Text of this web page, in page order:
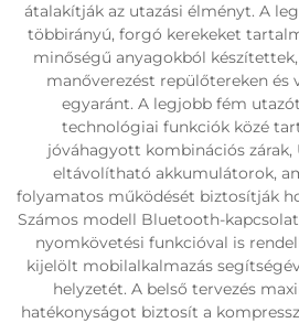
átalakítják az utazási élményt. A
többirányú, forgó kerekeket
minőségű anyagokból
manőverezést repülőtereken és
egyaránt. A legjobb fém
technológiai funkciók közé
jóváhagyott kombinációs
eltávolítható akkumulátorok,
folyamatos működését biztosítják
Számos modell Bluetooth-
nyomkövetési funkcióval is
kijelölt mobilalkalmazás
helyzetét. A belső tervezés
hatékonyságot biztosít a